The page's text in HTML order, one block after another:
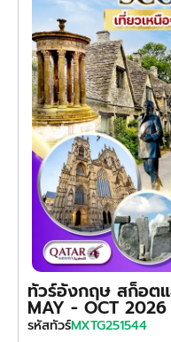
ทัวร์อังกฤษ สก็อต
MAY - OCT 2026
รหัสทัวร์MXTG251544